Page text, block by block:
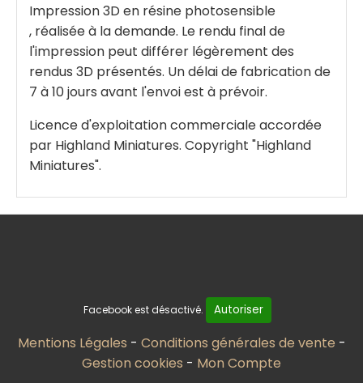
Impression 3D en résine photosensible
, réalisée à la demande. Le rendu final de
l'impression peut différer légèrement des
rendus 3D présentés. Un délai de fabrication de
7 à 10 jours avant l'envoi est à prévoir.
Licence d'exploitation commerciale accordée
par Highland Miniatures. Copyright "Highland
Miniatures".
Facebook est désactivé. Autoriser
Mentions Légales
Conditions générales de vente
Gestion cookies
Mon Compte